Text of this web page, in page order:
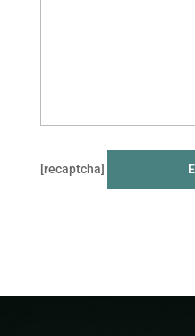
[recaptcha]